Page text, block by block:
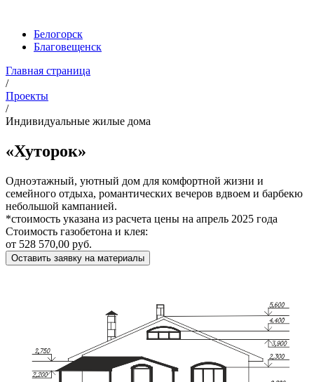
Белогорск
Благовещенск
Главная страница
/
Проекты
/
Индивидуальные жилые дома
«Хуторок»
Одноэтажный, уютный дом для комфортной жизни и
семейного отдыха, романтических вечеров вдвоем и барбекю
небольшой кампанией.
*стоимость указана из расчета цены на апрель 2025 года
Стоимость газобетона и клея:
от 528 570,00 руб.
Оставить заявку на материалы